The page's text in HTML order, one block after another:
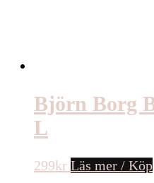
Björn Borg
L
299kr Läs mer / Köp